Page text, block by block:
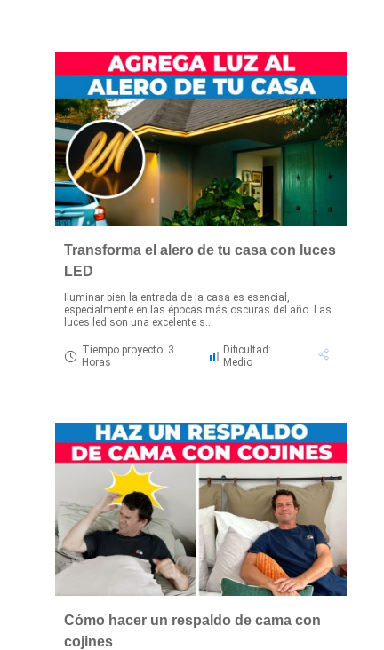
Transforma el alero de tu casa con luces
LED
Iluminar bien la entrada de la casa es esencial,
especialmente en las épocas más oscuras del año. Las
luces led son una excelente s...
Tiempo proyecto: 3
Horas
Dificultad:
Medio
Cómo hacer un respaldo de cama con
cojines